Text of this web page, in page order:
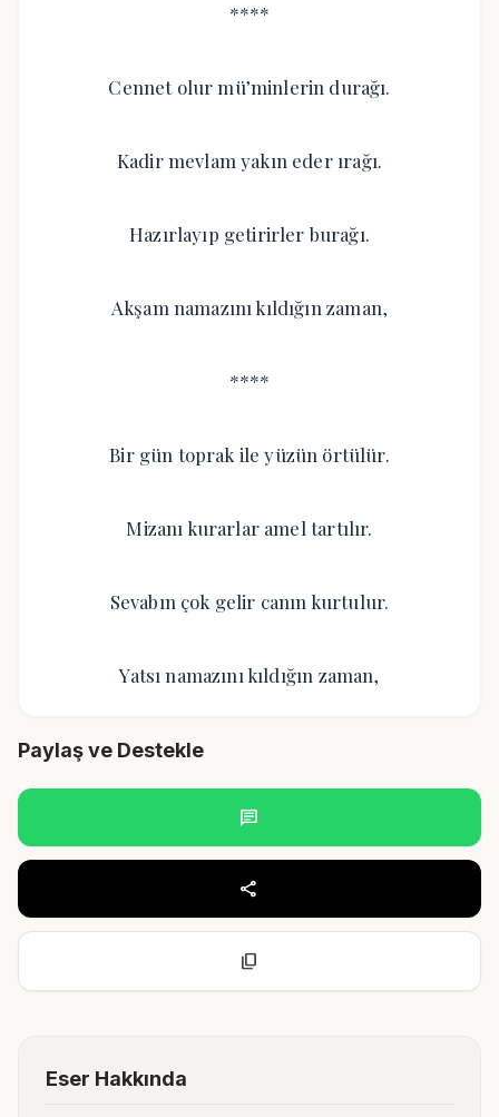
****
Cennet olur mü’minlerin durağı.
Kadir mevlam yakın eder ırağı.
Hazırlayıp getirirler burağı.
Akşam namazını kıldığın zaman,
****
Bir gün toprak ile yüzün örtülür.
Mizanı kurarlar amel tartılır.
Sevabın çok gelir canın kurtulur.
Yatsı namazını kıldığın zaman,
Paylaş ve Destekle
chat
share
content_copy
Eser Hakkında